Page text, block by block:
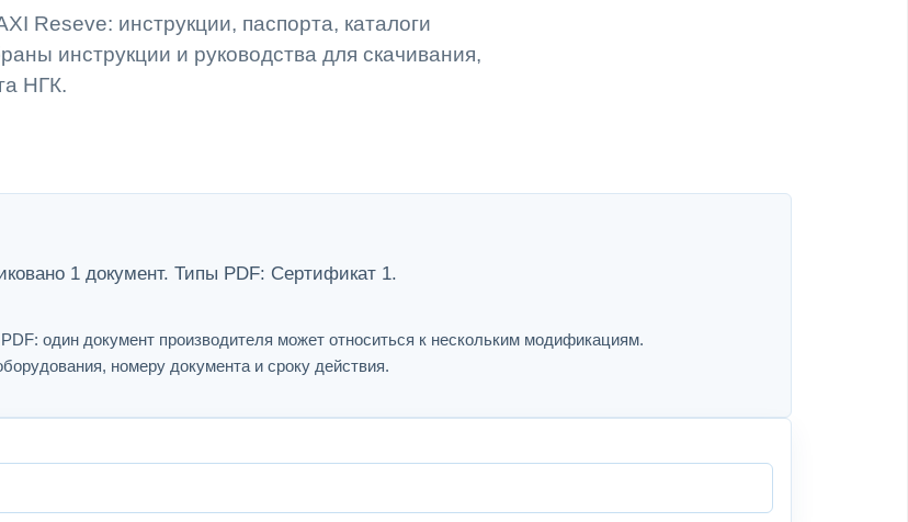
Reseve: инструкции, паспорта, каталоги
инструкции и руководства для скачивания,
НГК.
1 документ. Типы PDF: Сертификат 1.
один документ производителя может относиться к нескольким модификациям.
номеру документа и сроку действия.